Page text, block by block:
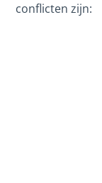
conflicten zijn: